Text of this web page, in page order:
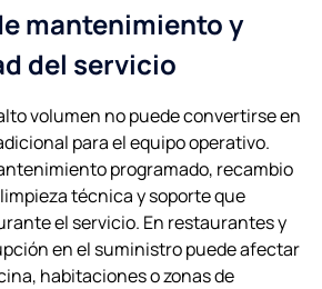
mantenimiento y
del servicio
volumen no puede convertirse en
para el equipo operativo.
programado, recambio
técnica y soporte que
el servicio. En restaurantes y
en el suministro puede afectar
habitaciones o zonas de